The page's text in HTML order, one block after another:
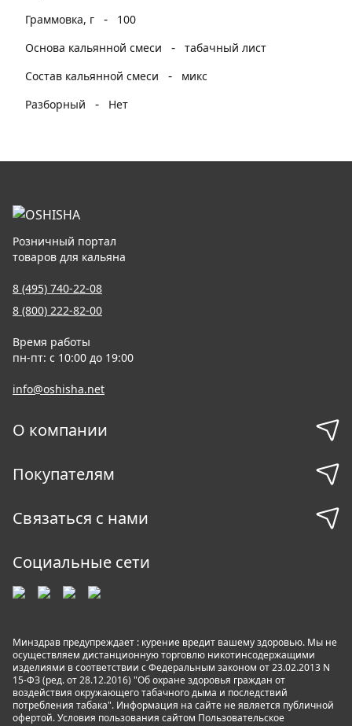
Граммовка, г
-
100
Основа кальянной смеси
- табачный лист
Состав кальянной смеси
-
микс
Разборный
- Нет
Розничный портал
товаров для кальяна
8 (495) 740-22-08
8 (800) 222-82-00
Время работы
пн-пт: с 10:00 до 19:00
info@oshisha.net
О компании
Покупателям
Связаться с нами
Социальные сети
Минздрав предупреждает : курение вредит вашему здоровью. Мы не
осуществляем дистанционную торговлю никотинсодержащими
изделиями в соответствии с Федеральным законом от 23.02.2013 N
15-ФЗ (ред. от 28.12.2016) "Об охране здоровья граждан от
воздействия окружающего табачного дыма и последствий
потребления табака". Информация на сайте не является публичной
офертой. Условия пользования сайтом Пользовательское